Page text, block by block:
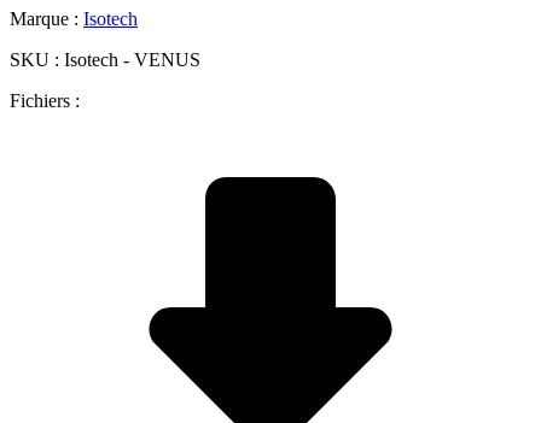
Marque : Isotech
SKU : Isotech - VENUS
Fichiers :